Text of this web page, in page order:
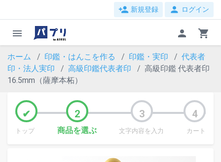
person_add 新規登録 person ログイン
menu person shopping_cart
ホーム 印鑑・はんこを作る 印鑑・実印
代表者
印・法人実印
高級印鑑代表者印
高級印鑑 代表者印
16.5mm（薩摩本柘）
トップ 商品を選ぶ 文字内容を入力 カート